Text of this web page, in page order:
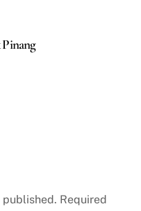
published. Required